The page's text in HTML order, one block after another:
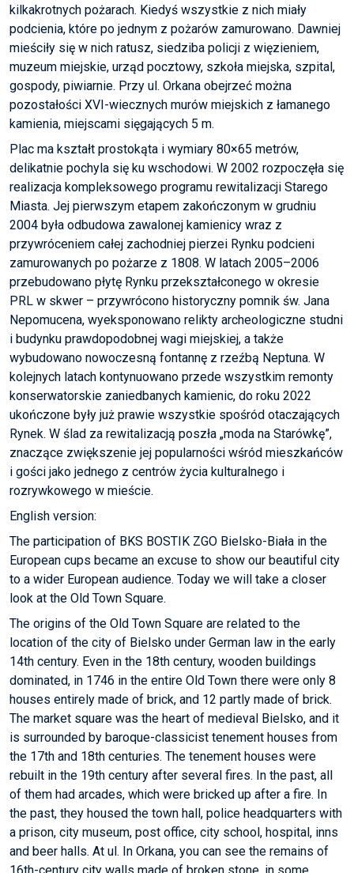
kilkakrotnych pożarach. Kiedyś wszystkie z nich miały
podcienia, które po jednym z pożarów zamurowano. Dawniej
mieściły się w nich ratusz, siedziba policji z więzieniem,
muzeum miejskie, urząd pocztowy, szkoła miejska, szpital,
gospody, piwiarnie. Przy ul. Orkana obejrzeć można
pozostałości XVI-wiecznych murów miejskich z łamanego
kamienia, miejscami sięgających 5 m.
Plac ma kształt prostokąta i wymiary 80×65 metrów,
delikatnie pochyla się ku wschodowi. W 2002 rozpoczęła się
realizacja kompleksowego programu rewitalizacji Starego
Miasta. Jej pierwszym etapem zakończonym w grudniu
2004 była odbudowa zawalonej kamienicy wraz z
przywróceniem całej zachodniej pierzei Rynku podcieni
zamurowanych po pożarze z 1808. W latach 2005–2006
przebudowano płytę Rynku przekształconego w okresie
PRL w skwer – przywrócono historyczny pomnik św. Jana
Nepomucena, wyeksponowano relikty archeologiczne studni
i budynku prawdopodobnej wagi miejskiej, a także
wybudowano nowoczesną fontannę z rzeźbą Neptuna. W
kolejnych latach kontynuowano przede wszystkim remonty
konserwatorskie zaniedbanych kamienic, do roku 2022
ukończone były już prawie wszystkie spośród otaczających
Rynek. W ślad za rewitalizacją poszła „moda na Starówkę”,
znaczące zwiększenie jej popularności wśród mieszkańców
i gości jako jednego z centrów życia kulturalnego i
rozrywkowego w mieście.
English version:
The participation of BKS BOSTIK ZGO Bielsko-Biała in the
European cups became an excuse to show our beautiful city
to a wider European audience. Today we will take a closer
look at the Old Town Square.
The origins of the Old Town Square are related to the
location of the city of Bielsko under German law in the early
14th century. Even in the 18th century, wooden buildings
dominated, in 1746 in the entire Old Town there were only 8
houses entirely made of brick, and 12 partly made of brick.
The market square was the heart of medieval Bielsko, and it
is surrounded by baroque-classicist tenement houses from
the 17th and 18th centuries. The tenement houses were
rebuilt in the 19th century after several fires. In the past, all
of them had arcades, which were bricked up after a fire. In
the past, they housed the town hall, police headquarters with
a prison, city museum, post office, city school, hospital, inns
and beer halls. At ul. In Orkana, you can see the remains of